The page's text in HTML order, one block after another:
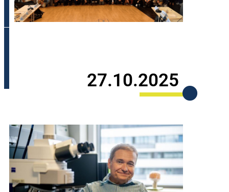
27.10.2025